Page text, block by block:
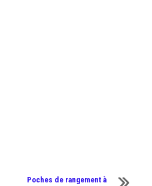
Poches de rangement à